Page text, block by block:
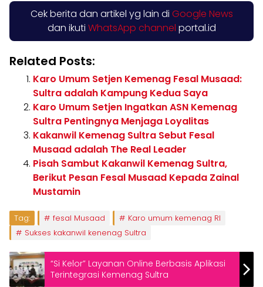
Cek berita dan artikel yg lain di Google News
dan ikuti WhatsApp channel portal.id
Related Posts:
Karo Umum Setjen Kemenag Fesal Musaad:
Sultra adalah Kampung Kedua Saya
Karo Umum Setjen Ingatkan ASN Kemenag
Sultra Pentingnya Menjaga Loyalitas
Kakanwil Kemenag Sultra Sebut Fesal
Musaad adalah The Real Leader
Pisah Sambut Kakanwil Kemenag Sultra,
Berikut Pesan Fesal Musaad Kepada Zainal
Mustamin
Tag: fesal Musaad
Karo umum kemenag RI
Sukses kakanwil kenenag Sultra
“Si Kelor” Layanan Online Berbasis Aplikasi
Terintegrasi Kemenag Sultra